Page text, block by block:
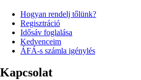
Hogyan rendelj tőlünk?
Regisztráció
Idősáv foglalása
Kedvenceim
ÁFÁ-s számla igénylés
Kapcsolat